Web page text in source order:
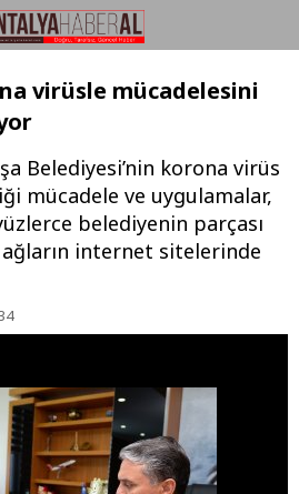
virüsle mücadelesini
Belediyesi’nin korona virüs
mücadele ve uygulamalar,
belediyenin parçası
internet sitelerinde